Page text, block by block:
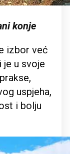
konje
izbor već
u svoje
uspjeha,
i bolju